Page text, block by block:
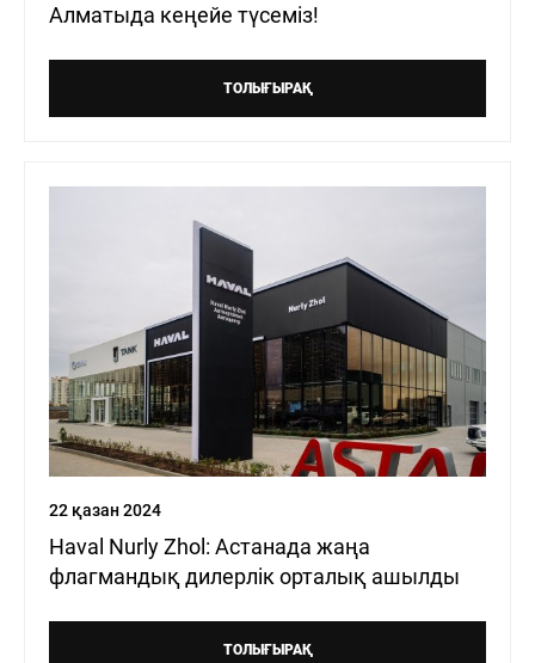
Алматыда кеңейе түсеміз!
ТОЛЫҒЫРАҚ
22 қазан 2024
Haval Nurly Zhol: Астанада жаңа
флагмандық дилерлік орталық ашылды
ТОЛЫҒЫРАҚ